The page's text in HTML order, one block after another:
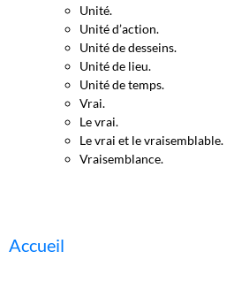
Unité.
Unité d’action.
Unité de desseins.
Unité de lieu.
Unité de temps.
Vrai.
Le vrai.
Le vrai et le vraisemblable.
Vraisemblance.
Accueil